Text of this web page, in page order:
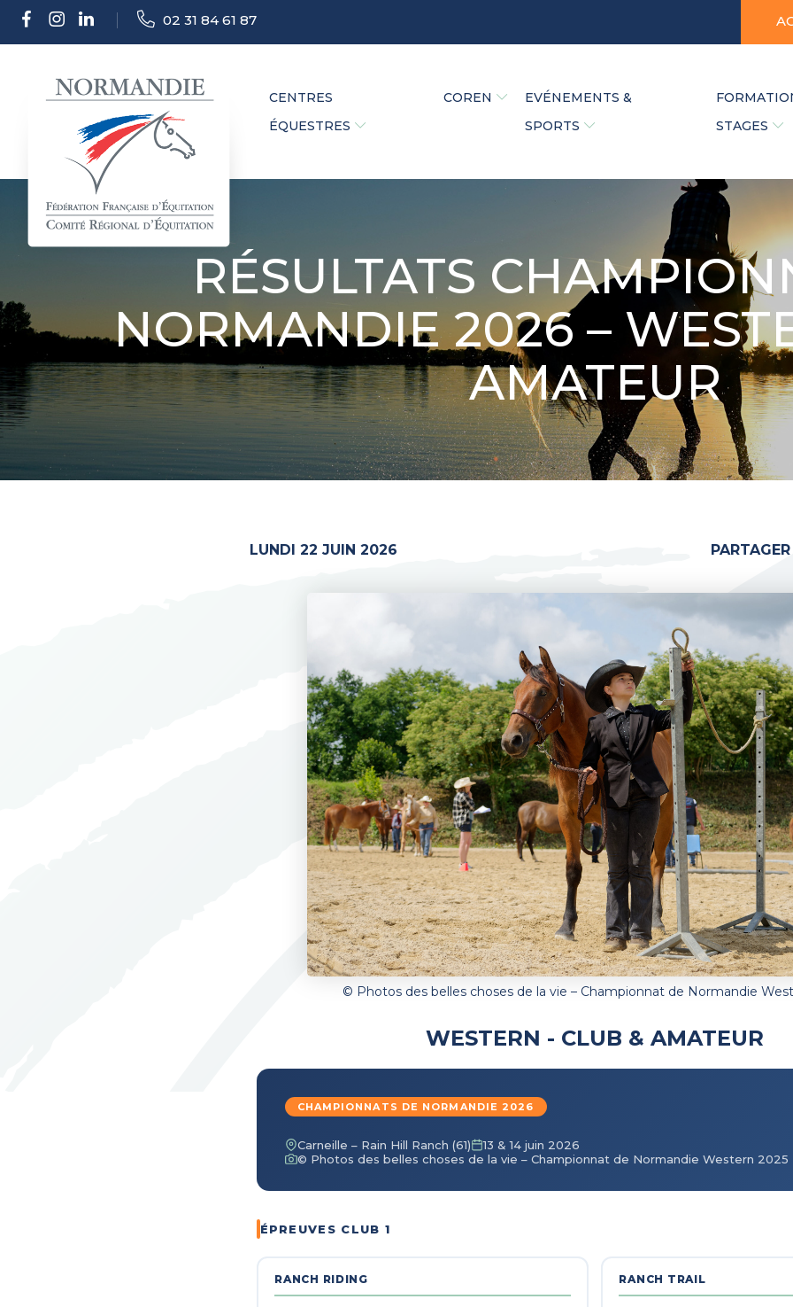
02 31 84 61 87
CENTRES
ÉQUESTRES
COREN
EVÉNEMENTS &
SPORTS
STAGES
RÉSULTATS
NORMANDIE 2026 –
AMATEUR
LUNDI 22 JUIN 2026
© Photos des belles choses de la vie – Championnat de Normandie
WESTERN - CLUB & AMATEUR
CHAMPIONNATS DE NORMANDIE 2026
Carneille – Rain Hill Ranch (61)
13 & 14 juin 2026
© Photos des belles choses de la vie – Championnat de Normandie Western 2025
ÉPREUVES CLUB 1
RANCH RIDING RANCH TRAIL